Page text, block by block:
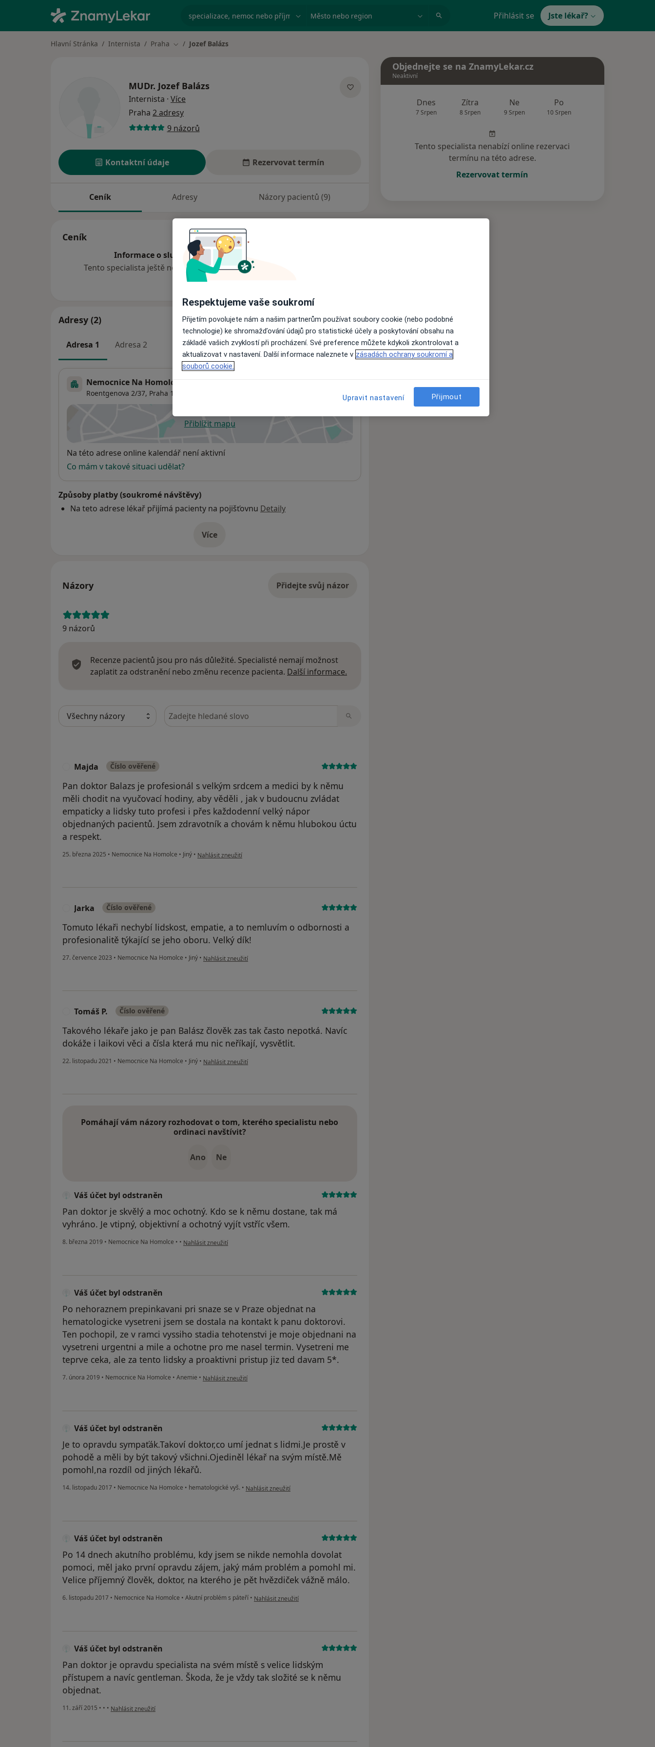
specializace, nemoc nebo příjmení Město nebo region Přihlásit se Jste lékař?
Hlavní Stránka Internista Praha Změna města
Jozef Balázs
MUDr. Jozef Balázs
Internista · Více
Praha 2 adresy
9 názorů
Kontaktní údaje Rezervovat termín
Ceník Adresy Názory pacientů (9)
Ceník
Informace o službách a cenách nejsou k dispozici
Tento specialista ještě nepřidával žádné informace o svých službách.
Adresy (2)
Adresa 1 Adresa 2
Nemocnice Na Homolce
Roentgenova 2/37, Praha 150 30
Přiblížit mapuse otevře v nové záložce
Dostupnost
Na této adrese online kalendář není aktivní
Co mám v takové situaci udělat?
Způsoby platby (soukromé návštěvy)
Na teto adrese lékař přijímá pacienty na pojišťovnu Detaily
Víceo adrese
Názory Přidejte svůj názor
9 názorů
Recenze pacientů jsou pro nás důležité. Specialisté nemají možnost
zaplatit za odstranění nebo změnu recenze pacienta. Další informace.
Hledejte v názorech
Majda Číslo ověřené
Pan doktor Balazs je profesionál s velkým srdcem a medici by k němu
měli chodit na vyučovací hodiny, aby věděli , jak v budoucnu zvládat
empaticky a lidsky tuto profesi i přes každodenní velký nápor
objednaných pacientů. Jsem zdravotník a chovám k němu hlubokou úctu
a respekt.
25. března 2025 • Nemocnice Na Homolce • Jiný • podle názoru uživatele Majda
Nahlásit zneužití
Jarka Číslo ověřené
Tomuto lékaři nechybí lidskost, empatie, a to nemluvím o odbornosti a
profesionalitě týkající se jeho oboru. Velký dík!
27. července 2023 • Nemocnice Na Homolce • Jiný • podle názoru uživatele Jarka
Nahlásit zneužití
Tomáš P. Číslo ověřené
Takového lékaře jako je pan Balász člověk zas tak často nepotká. Navíc
dokáže i laikovi věci a čísla která mu nic neříkají, vysvětlit.
22. listopadu 2021 • Nemocnice Na Homolce • Jiný • podle názoru uživatele Tomáš P.
Nahlásit zneužití
Pomáhají vám názory rozhodovat o tom, kterého specialistu nebo
ordinaci navštívit?
Ano Ne
Váš účet byl odstraněn
Pan doktor je skvělý a moc ochotný. Kdo se k němu dostane, tak má
vyhráno. Je vtipný, objektivní a ochotný vyjít vstříc všem.
8. března 2019 • Nemocnice Na Homolce • • podle názoru uživatele Váš účet byl odstraněn
Nahlásit zneužití
Váš účet byl odstraněn
Po nehoraznem prepinkavani pri snaze se v Praze objednat na
hematologicke vysetreni jsem se dostala na kontakt k panu doktorovi.
Ten pochopil, ze v ramci vyssiho stadia tehotenstvi je moje objednani na
vysetreni urgentni a mile a ochotne pro me nasel termin. Vysetreni me
teprve ceka, ale za tento lidsky a proaktivni pristup jiz ted davam 5*.
7. února 2019 • Nemocnice Na Homolce • Anemie • podle názoru uživatele Váš účet byl odstraněn
Nahlásit zneužití
Váš účet byl odstraněn
Je to opravdu sympaťák.Takoví doktor,co umí jednat s lidmi.Je prostě v
pohodě a měli by být takový všichni.Ojediněl lékař na svým místě.Mě
pomohl,na rozdíl od jiných lékařů.
14. listopadu 2017 • Nemocnice Na Homolce • hematologické vyš. • podle názoru uživatele Váš účet byl odstraněn
Nahlásit zneužití
Váš účet byl odstraněn
Po 14 dnech akutního problému, kdy jsem se nikde nemohla dovolat
pomoci, měl jako první opravdu zájem, jaký mám problém a pomohl mi.
Velice příjemný člověk, doktor, na kterého je pět hvězdiček vážně málo.
6. listopadu 2017 • Nemocnice Na Homolce • Akutní problém s páteří • podle názoru uživatele Váš účet byl odstraněn
Nahlásit zneužití
Váš účet byl odstraněn
Pan doktor je opravdu specialista na svém místě s velice lidským
přístupem a navíc gentleman. Škoda, že je vždy tak složité se k němu
objednat.
11. září 2015 • • • podle názoru uživatele Váš účet byl odstraněn
Nahlásit zneužití
Objednejte se na ZnamyLekar.cz
Neaktivní
Dnes
7 Srpen
Zítra
8 Srpen
Ne
9 Srpen
Po
10 Srpen
Tento specialista nenabízí online rezervaci
termínu na této adrese.
Rezervovat termín
Respektujeme vaše soukromí
Přijetím povolujete nám a našim partnerům používat soubory cookie (nebo podobné
technologie) ke shromažďování údajů pro statistické účely a poskytování obsahu na
základě vašich zvyklostí při procházení. Své preference můžete kdykoli zkontrolovat a
aktualizovat v nastavení. Další informace naleznete v zásadách ochrany soukromí a
souborů cookie.
Upravit nastavení Přijmout